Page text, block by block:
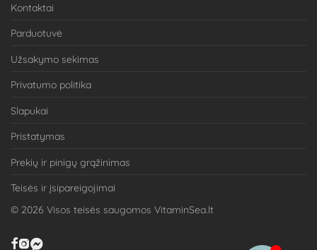
Kontaktai
Parduotuvė
Užsakymo sekimas
Privatumo politika
Slapukai
Pristatymas
Prekių ir pinigų grąžinimas
Teisės ir įsipareigojimai
© 2026 Visos teisės saugomos VitaminSea.lt